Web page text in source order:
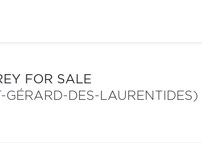
FOR SALE
DES-LAURENTIDES)